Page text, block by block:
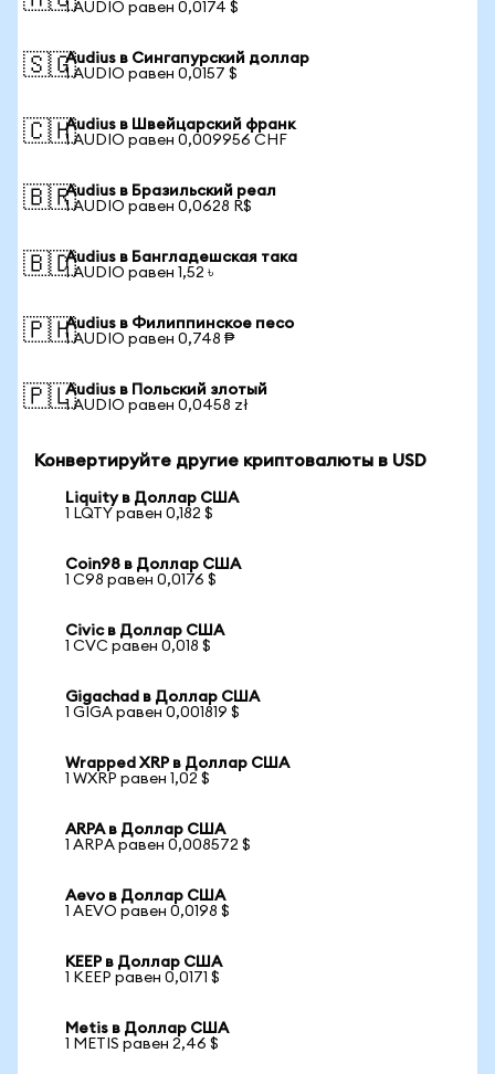
1 AUDIO равен 0,0174 $
🇸🇬Audius в Сингапурский доллар
1 AUDIO равен 0,0157 $
🇨🇭Audius в Швейцарский франк
1 AUDIO равен 0,009956 CHF
🇧🇷Audius в Бразильский реал
1 AUDIO равен 0,0628 R$
🇧🇩Audius в Бангладешская така
1 AUDIO равен 1,52 ৳
🇵🇭Audius в Филиппинское песо
1 AUDIO равен 0,748 ₱
🇵🇱Audius в Польский злотый
1 AUDIO равен 0,0458 zł
Конвертируйте другие криптовалюты в USD
Liquity в Доллар США
1 LQTY равен 0,182 $
Coin98 в Доллар США
1 C98 равен 0,0176 $
Civic в Доллар США
1 CVC равен 0,018 $
Gigachad в Доллар США
1 GIGA равен 0,001819 $
Wrapped XRP в Доллар США
1 WXRP равен 1,02 $
ARPA в Доллар США
1 ARPA равен 0,008572 $
Aevo в Доллар США
1 AEVO равен 0,0198 $
KEEP в Доллар США
1 KEEP равен 0,0171 $
Metis в Доллар США
1 METIS равен 2,46 $